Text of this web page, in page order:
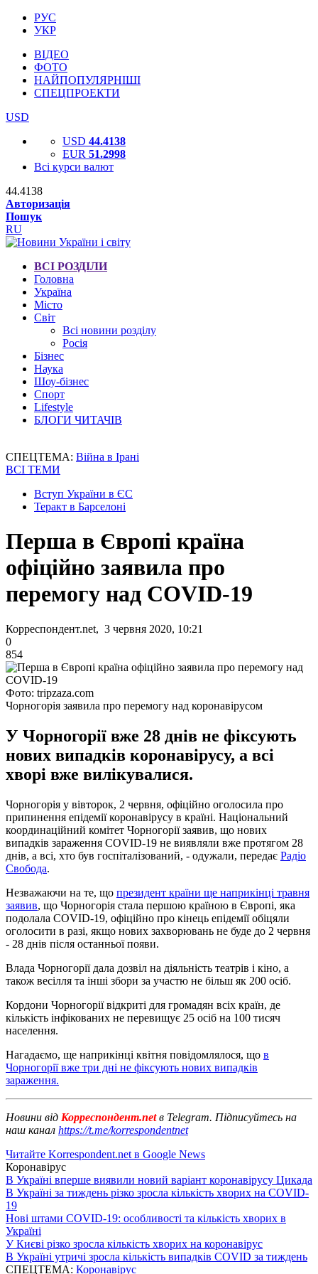
РУС
УКР
ВІДЕО
ФОТО
НАЙПОПУЛЯРНІШІ
СПЕЦПРОЕКТИ
USD
USD 44.4138
EUR 51.2998
Всі курси валют
44.4138
Авторизація
Пошук
RU
ВСІ РОЗДІЛИ
Головна
Україна
Місто
Світ
Всі новини розділу
Росія
Бізнес
Наука
Шоу-бізнес
Спорт
Lifestyle
БЛОГИ ЧИТАЧІВ
СПЕЦТЕМА: Війна в Ірані
ВСІ ТЕМИ
Вступ України в ЄС
Теракт в Барселоні
Перша в Європі країна
офіційно заявила про
перемогу над COVID-19
Корреспондент.net, 3 червня 2020, 10:21
0
854
Фото: tripzaza.com
Чорногорія заявила про перемогу над коронавірусом
У Чорногорії вже 28 днів не фіксують
нових випадків коронавірусу, а всі
хворі вже вилікувалися.
Чорногорія у вівторок, 2 червня, офіційно оголосила про
припинення епідемії коронавірусу в країні. Національний
координаційний комітет Чорногорії заявив, що нових
випадків зараження COVID-19 не виявляли вже протягом 28
днів, а всі, хто був госпіталізований, - одужали, передає Радіо
Свобода.
Незважаючи на те, що президент країни ще наприкінці травня
заявив, що Чорногорія стала першою країною в Європі, яка
подолала COVID-19, офіційно про кінець епідемії обіцяли
оголосити в разі, якщо нових захворювань не буде до 2 червня
- 28 днів після останньої появи.
Влада Чорногорії дала дозвіл на діяльність театрів і кіно, а
також весілля та інші збори за участю не більш як 200 осіб.
Кордони Чорногорії відкриті для громадян всіх країн, де
кількість інфікованих не перевищує 25 осіб на 100 тисяч
населення.
Нагадаємо, ще наприкінці квітня повідомлялося, що в
Чорногорії вже три дні не фіксують нових випадків
зараження.
Новини від Корреспондент.netв Telegram. Підписуйтесь на
наш канал https://t.me/korrespondentnet
Читайте Korrespondent.net в Google News
Коронавірус
В Україні вперше виявили новий варіант коронавірусу Цикада
В Україні за тиждень різко зросла кількість хворих на COVID-
19
Нові штами COVID-19: особливості та кількість хворих в
Україні
У Києві різко зросла кількість хворих на коронавірус
В Україні утричі зросла кількість випадків COVID за тиждень
СПЕЦТЕМА: Коронавірус